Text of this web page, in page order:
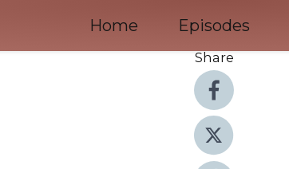
Home Episodes
Share